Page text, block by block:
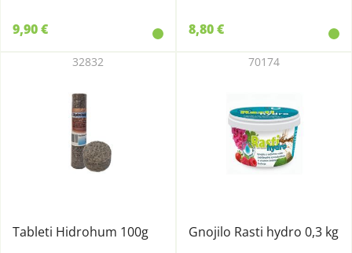
9,90 € 8,80 €
Tableti Hidrohum 100g
32832
Gnojilo Rasti hydro 0,3 kg
70174